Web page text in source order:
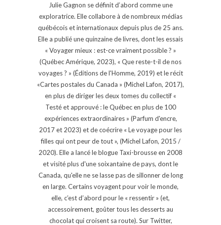
Julie Gagnon se définit d’abord comme une
exploratrice. Elle collabore à de nombreux médias
québécois et internationaux depuis plus de 25 ans.
Elle a publié une quinzaine de livres, dont les essais
« Voyager mieux : est-ce vraiment possible ? »
(Québec Amérique, 2023), « Que reste-t-il de nos
voyages ? » (Éditions de l'Homme, 2019) et le récit
«Cartes postales du Canada » (Michel Lafon, 2017),
en plus de diriger les deux tomes du collectif «
Testé et approuvé : le Québec en plus de 100
expériences extraordinaires » (Parfum d'encre,
2017 et 2023) et de coécrire « Le voyage pour les
filles qui ont peur de tout », (Michel Lafon, 2015 /
2020). Elle a lancé le blogue Taxi-brousse en 2008
et visité plus d'une soixantaine de pays, dont le
Canada, qu'elle ne se lasse pas de sillonner de long
en large. Certains voyagent pour voir le monde,
elle, c’est d’abord pour le « ressentir » (et,
accessoirement, goûter tous les desserts au
chocolat qui croisent sa route). Sur Twitter,